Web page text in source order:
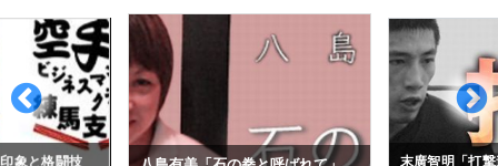
象と格闘技 末廣智明「打